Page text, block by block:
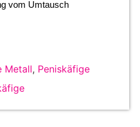
vom Umtausch
Metall, Peniskäfige